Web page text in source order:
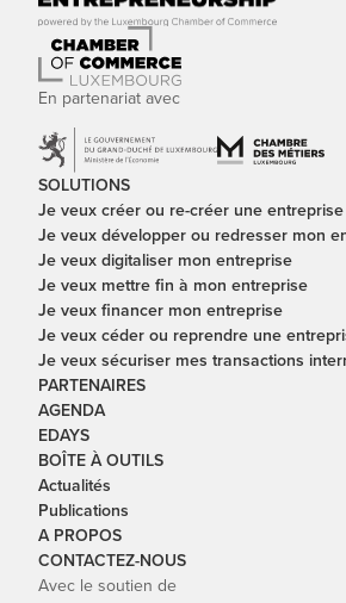
En partenariat avec
SOLUTIONS
Je veux créer ou re-créer une entreprise
Je veux développer ou redresser mon
Je veux digitaliser mon entreprise
Je veux mettre fin à mon entreprise
Je veux financer mon entreprise
Je veux céder ou reprendre une
Je veux sécuriser mes transactions
PARTENAIRES
AGENDA
EDAYS
BOÎTE À OUTILS
Actualités
Publications
A PROPOS
CONTACTEZ-NOUS
Avec le soutien de